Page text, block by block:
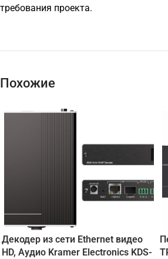
требования проекта.
Похожие
Декодер из сети Ethernet видео
HD, Аудио Kramer Electronics KDS-